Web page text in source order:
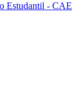
Estudantil - CAE